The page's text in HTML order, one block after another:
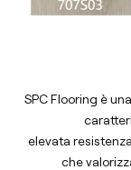
SPC Flooring è
elevata
che